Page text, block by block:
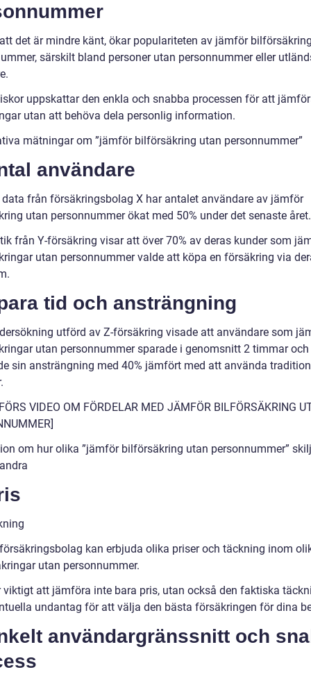
det är mindre känt, ökar populariteten av jämför
särskilt bland personer utan personnummer eller
uppskattar den enkla och snabba processen för att
utan att behöva dela personlig information.
mätningar om ”jämför bilförsäkring utan personnummer”
användare
från försäkringsbolag X har antalet användare av jämför
utan personnummer ökat med 50% under det senaste året.
från Y-försäkring visar att över 70% av deras kunder som
utan personnummer valde att köpa en försäkring via
tid och ansträngning
utförd av Z-försäkring visade att användare som
utan personnummer sparade i genomsnitt 2 timmar och
sin ansträngning med 40% jämfört med att använda
VIDEO OM FÖRDELAR MED JÄMFÖR BILFÖRSÄKRING
om hur olika ”jämför bilförsäkring utan personnummer”
kan erbjuda olika priser och täckning inom
utan personnummer.
viktigt att jämföra inte bara pris, utan också den faktiska
undantag för att välja den bästa försäkringen för dina
användargränssnitt och